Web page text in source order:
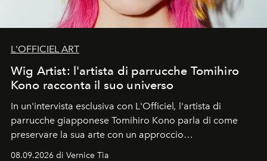
L'OFFICIEL ART
Wig Artist: l'artista di parrucche Tomihiro
Kono racconta il suo universo
In un'intervista esclusiva con L'Officiel, l'artista di
parrucche giapponese Tomihiro Kono parla di come
preservare la sua arte con un approccio
contemporaneo.
08.09.2026 di Vernice Tia